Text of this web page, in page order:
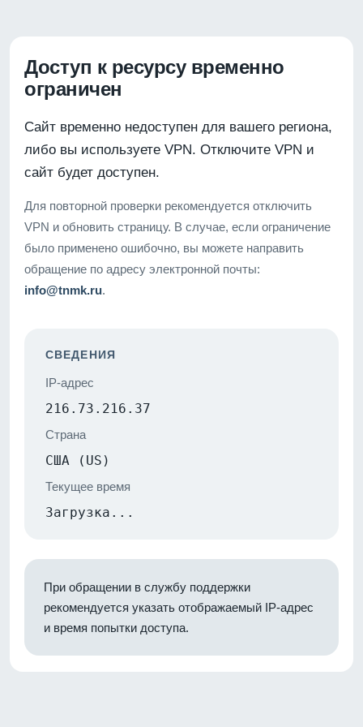
Доступ к ресурсу временно
ограничен
Сайт временно недоступен для вашего региона,
либо вы используете VPN. Отключите VPN и
сайт будет доступен.
Для повторной проверки рекомендуется отключить
VPN и обновить страницу. В случае, если ограничение
было применено ошибочно, вы можете направить
обращение по адресу электронной почты:
info@tnmk.ru.
СВЕДЕНИЯ
IP-адрес
216.73.216.37
Страна
США (US)
Текущее время
Загрузка...
При обращении в службу поддержки
рекомендуется указать отображаемый IP-адрес
и время попытки доступа.